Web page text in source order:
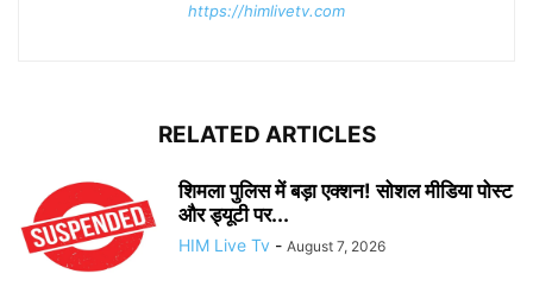
https://himlivetv.com
RELATED ARTICLES
शिमला पुलिस में बड़ा एक्शन! सोशल मीडिया पोस्ट
और ड्यूटी पर...
HIM Live Tv - August 7, 2026